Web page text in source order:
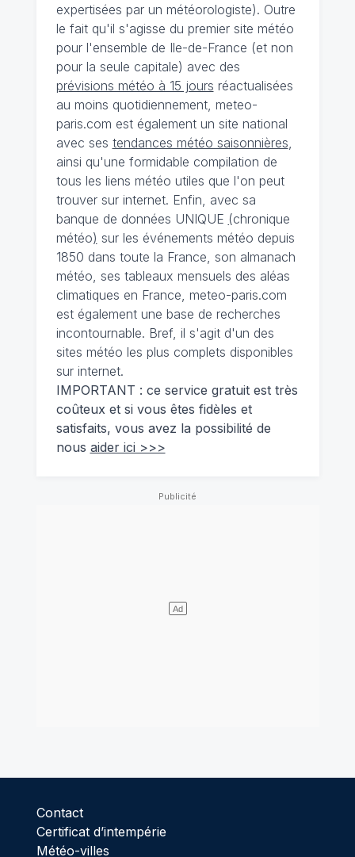
expertisées par un météorologiste). Outre
le fait qu'il s'agisse du premier site météo
pour l'ensemble de Ile-de-France (et non
pour la seule capitale) avec des
prévisions météo à 15 jours réactualisées
au moins quotidiennement, meteo-
paris.com est également un site national
avec ses tendances météo saisonnières,
ainsi qu'une formidable compilation de
tous les liens météo utiles que l'on peut
trouver sur internet. Enfin, avec sa
banque de données UNIQUE (chronique
météo) sur les événements météo depuis
1850 dans toute la France, son almanach
météo, ses tableaux mensuels des aléas
climatiques en France, meteo-paris.com
est également une base de recherches
incontournable. Bref, il s'agit d'un des
sites météo les plus complets disponibles
sur internet.
IMPORTANT : ce service gratuit est très
coûteux et si vous êtes fidèles et
satisfaits, vous avez la possibilité de
nous aider ici >>>
Contact
Certificat d’intempérie
Météo-villes